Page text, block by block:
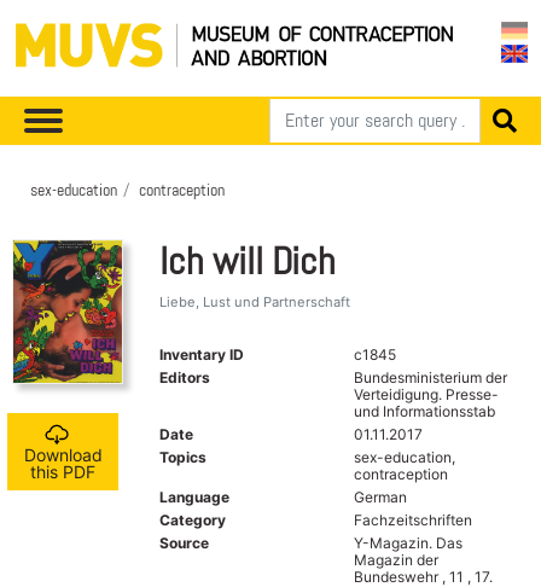
sex-education contraception
Download
this PDF
Ich will Dich
Liebe, Lust und Partnerschaft
Inventary ID
c1845
Editors
Bundesministerium der
Verteidigung. Presse-
und Informationsstab
Date
01.11.2017
Topics
sex-education,
contraception
Language
German
Category
Fachzeitschriften
Source
Y-Magazin. Das
Magazin der
Bundeswehr , 11 , 17.